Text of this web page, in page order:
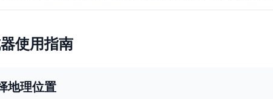
使用指南
地理位置